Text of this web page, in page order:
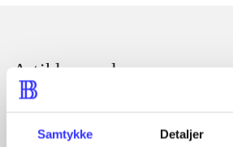
Samtykke Detaljer
Artikler med samme emner
Fra